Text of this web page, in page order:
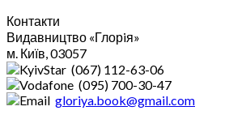
Контакти
Видавництво «Глорiя»
м. Київ, 03057
(067) 112-63-06
(095) 700-30-47
gloriya.book@gmail.com